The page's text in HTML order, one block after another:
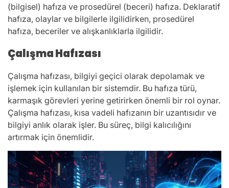
(bilgisel) hafıza ve prosedürel (beceri) hafıza. Deklaratif
hafıza, olaylar ve bilgilerle ilgilidirken, prosedürel
hafıza, beceriler ve alışkanlıklarla ilgilidir.
Çalışma Hafızası
Çalışma hafızası, bilgiyi geçici olarak depolamak ve
işlemek için kullanılan bir sistemdir. Bu hafıza türü,
karmaşık görevleri yerine getirirken önemli bir rol oynar.
Çalışma hafızası, kısa vadeli hafızanın bir uzantısıdır ve
bilgiyi anlık olarak işler. Bu süreç, bilgi kalıcılığını
artırmak için önemlidir.